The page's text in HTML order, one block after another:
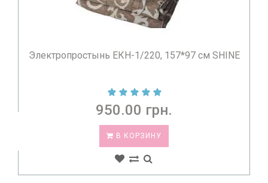
Электропростынь ЕКН-1/220, 157*97 см SHINE
950.00 грн.
В КОРЗИНУ